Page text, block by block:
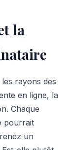
la
rayons des
en ligne, la
Chaque
pourrait
un